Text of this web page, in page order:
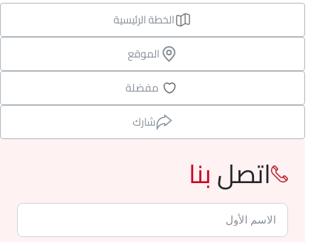
الخطة الرئيسية
الموقع
مفضلة
شارك
اتصلبنا